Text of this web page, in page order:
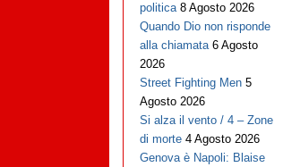
politica 8 Agosto 2026
Quando Dio non risponde
alla chiamata 6 Agosto
2026
Street Fighting Men 5
Agosto 2026
Si alza il vento / 4 – Zone
di morte 4 Agosto 2026
Genova è Napoli: Blaise